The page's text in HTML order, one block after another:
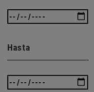
Hasta